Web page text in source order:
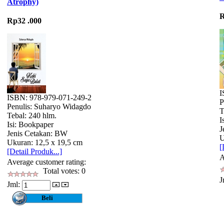
Atrophy)
Rp32 .000
ISBN: 978-979-071-249-2
Penulis: Suharyo Widagdo
Tebal: 240 hlm.
Isi: Bookpaper
Jenis Cetakan: BW
Ukuran: 12,5 x 19,5 cm
[Detail Produk...]
Average customer rating:
Total votes: 0
Jml: